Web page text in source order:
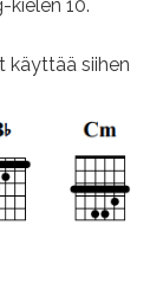
kielen 10.
käyttää siihen